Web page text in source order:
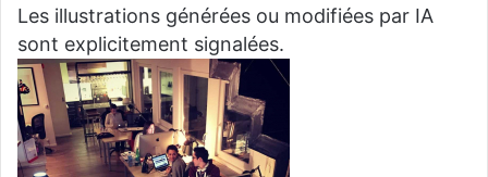
Les illustrations générées ou modifiées par IA
sont explicitement signalées.